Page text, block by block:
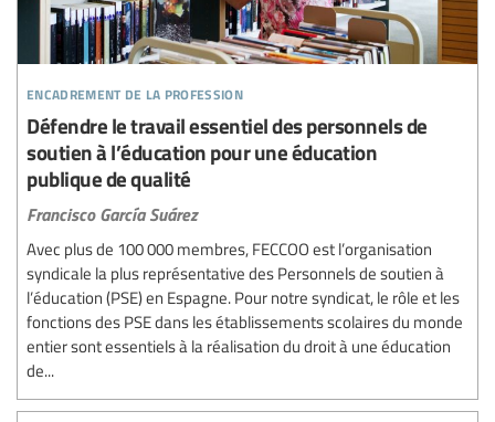
encadrement de la profession
Défendre le travail essentiel des personnels de
soutien à l’éducation pour une éducation
publique de qualité
Francisco García Suárez
Avec plus de 100 000 membres, FECCOO est l’organisation
syndicale la plus représentative des Personnels de soutien à
l’éducation (PSE) en Espagne. Pour notre syndicat, le rôle et les
fonctions des PSE dans les établissements scolaires du monde
entier sont essentiels à la réalisation du droit à une éducation
de...